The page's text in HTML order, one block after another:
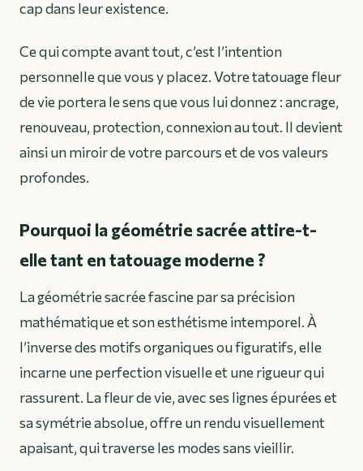
cap dans leur existence.
Ce qui compte avant tout, c’est l’intention
personnelle que vous y placez. Votre tatouage fleur
de vie portera le sens que vous lui donnez : ancrage,
renouveau, protection, connexion au tout. Il devient
ainsi un miroir de votre parcours et de vos valeurs
profondes.
Pourquoi la géométrie sacrée attire-t-
elle tant en tatouage moderne ?
La géométrie sacrée fascine par sa précision
mathématique et son esthétisme intemporel. À
l’inverse des motifs organiques ou figuratifs, elle
incarne une perfection visuelle et une rigueur qui
rassurent. La fleur de vie, avec ses lignes épurées et
sa symétrie absolue, offre un rendu visuellement
apaisant, qui traverse les modes sans vieillir.